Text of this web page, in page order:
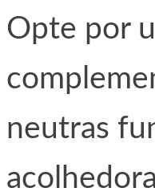
Opte por
neutras